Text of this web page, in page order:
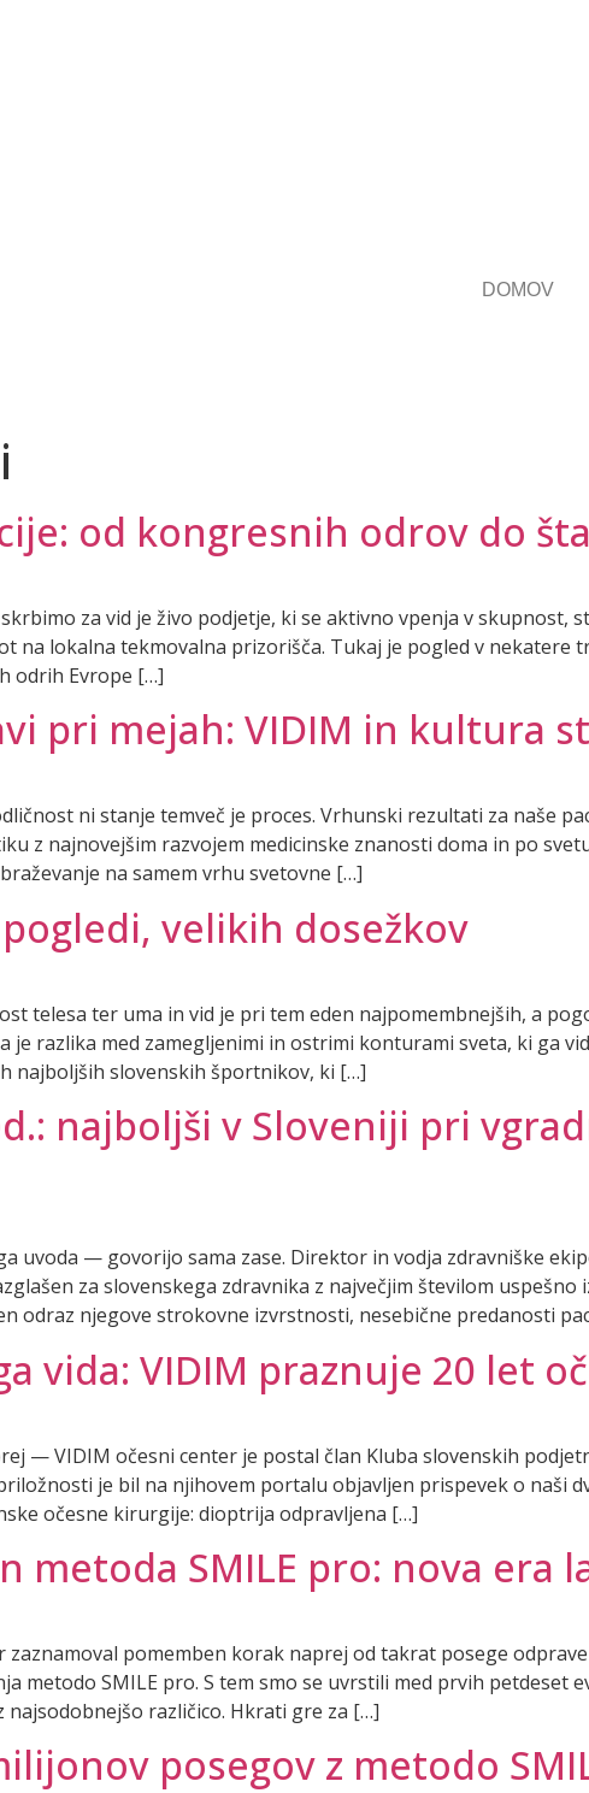
DOMOV
od kongresnih odrov do
za vid je živo podjetje, ki se aktivno vpenja v skupnost,
na lokalna tekmovalna prizorišča. Tukaj je pogled v nekatere
odrih Evrope […]
pri mejah: VIDIM in kultura
ni stanje temveč je proces. Vrhunski rezultati za naše
z najnovejšim razvojem medicinske znanosti doma in po
na samem vrhu svetovne […]
velikih dosežkov
telesa ter uma in vid je pri tem eden najpomembnejših, a
je razlika med zamegljenimi in ostrimi konturami sveta, ki ga
najboljših slovenskih športnikov, ki […]
najboljši v Sloveniji pri
uvoda — govorijo sama zase. Direktor in vodja zdravniške
za slovenskega zdravnika z največjim številom uspešno
odraz njegove strokovne izvrstnosti, nesebične predanosti
vida: VIDIM praznuje 20 let
— VIDIM očesni center je postal član Kluba slovenskih
je bil na njihovem portalu objavljen prispevek o naši
očesne kirurgije: dioptrija odpravljena […]
metoda SMILE pro: nova era
zaznamoval pomemben korak naprej od takrat posege
metodo SMILE pro. S tem smo se uvrstili med prvih
najsodobnejšo različico. Hkrati gre za […]
posegov z metodo